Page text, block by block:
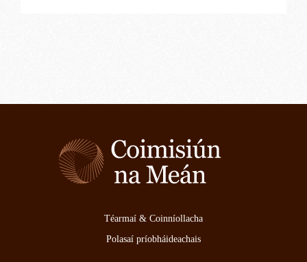
Téarmaí & Coinníollacha
Polasaí príobháideachais